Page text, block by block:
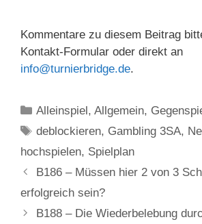
Kommentare zu diesem Beitrag
Kontakt-Formular oder direkt an
info@turnierbridge.de.
Kategorien
Alleinspiel,Allgemein,
Schlagwörter
deblockieren, Gambling 3SA,
hochspielen, Spielplan
B186 – Müssen hier 2 von 3
erfolgreich sein?
B188 – Die Wiederbelebung